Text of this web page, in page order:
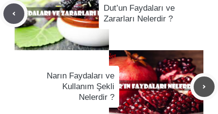
Dut’un Faydaları ve
Zararları Nelerdir ?
Narın Faydaları ve
Kullanım Şekli
Nelerdir ?